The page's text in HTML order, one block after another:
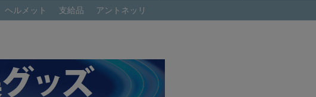
ヘルメット 支給品 アントネッリ